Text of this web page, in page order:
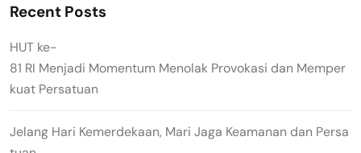
Recent Posts
HUT ke-
81 RI Menjadi Momentum Menolak Provokasi dan Memper
kuat Persatuan
Jelang Hari Kemerdekaan, Mari Jaga Keamanan dan Persa